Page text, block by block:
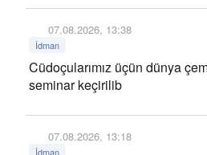
07.08.2026, 13:38
İdman
Cüdoçularımız üçün dünya
seminar keçirilib
07.08.2026, 13:18
İdman